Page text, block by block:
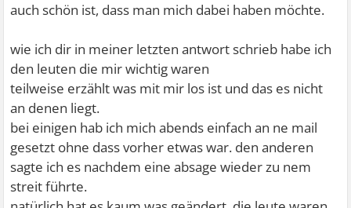
auch schön ist, dass man mich dabei haben möchte.
wie ich dir in meiner letzten antwort schrieb habe ich
den leuten die mir wichtig waren
teilweise erzählt was mit mir los ist und das es nicht
an denen liegt.
bei einigen hab ich mich abends einfach an ne mail
gesetzt ohne dass vorher etwas war. den anderen
sagte ich es nachdem eine absage wieder zu nem
streit führte.